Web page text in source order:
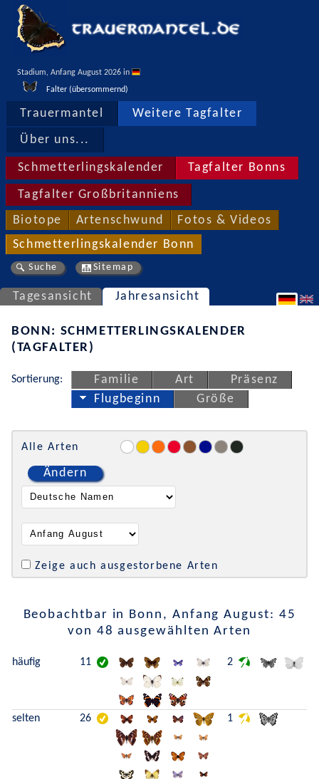
Stadium, Anfang August 2026 in
Falter (übersommernd)
Trauermantel Weitere Tagfalter
Über uns...
Schmetterlingskalender Tagfalter Bonns
Tagfalter Großbritanniens
Biotope Artenschwund Fotos & Videos
Schmetterlingskalender Bonn
Suche Sitemap
Tagesansicht Jahresansicht
BONN: SCHMETTERLINGSKALENDER
(TAGFALTER)
Sortierung: Familie Art
Präsenz
Flugbeginn
Größe
Alle Arten
Ändern
Zeige auch ausgestorbene Arten
Beobachtbar in Bonn, Anfang August: 45
von 48 ausgewählten Arten
häufig 11 2
selten 26 1